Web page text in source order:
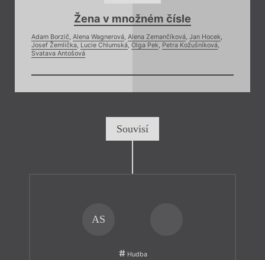
Žena v množném čísle
Adam Borzič, Alena Wagnerová, Alena Zemančíková, Jan Hocek,
Josef Žemlička, Lucie Chlumská, Olga Pek, Petra Kožušníková,
Svatava Antošová
Souvisí
AS
Hudba